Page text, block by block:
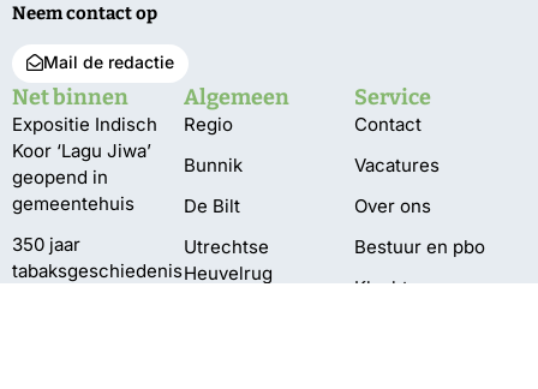
Neem contact op
Mail de redactie
Net binnen
Expositie Indisch
Koor ‘Lagu Jiwa’
geopend in
gemeentehuis
350 jaar
tabaksgeschiedenis
Algemeen
Regio
Bunnik
De Bilt
Utrechtse
Heuvelrug
Service
Contact
Vacatures
Over ons
Bestuur en pbo
Klachten